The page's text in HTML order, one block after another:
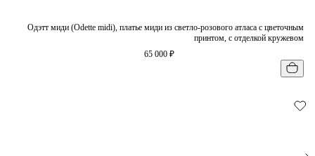
Одэтт миди (Odette midi), платье миди из светло-розового атласа с цветочным
принтом, с отделкой кружевом
65 000 ₽